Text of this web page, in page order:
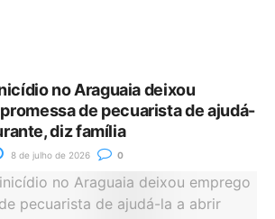
no Araguaia deixou
de pecuarista de ajudá-
diz família
8 de julho de 2026 0